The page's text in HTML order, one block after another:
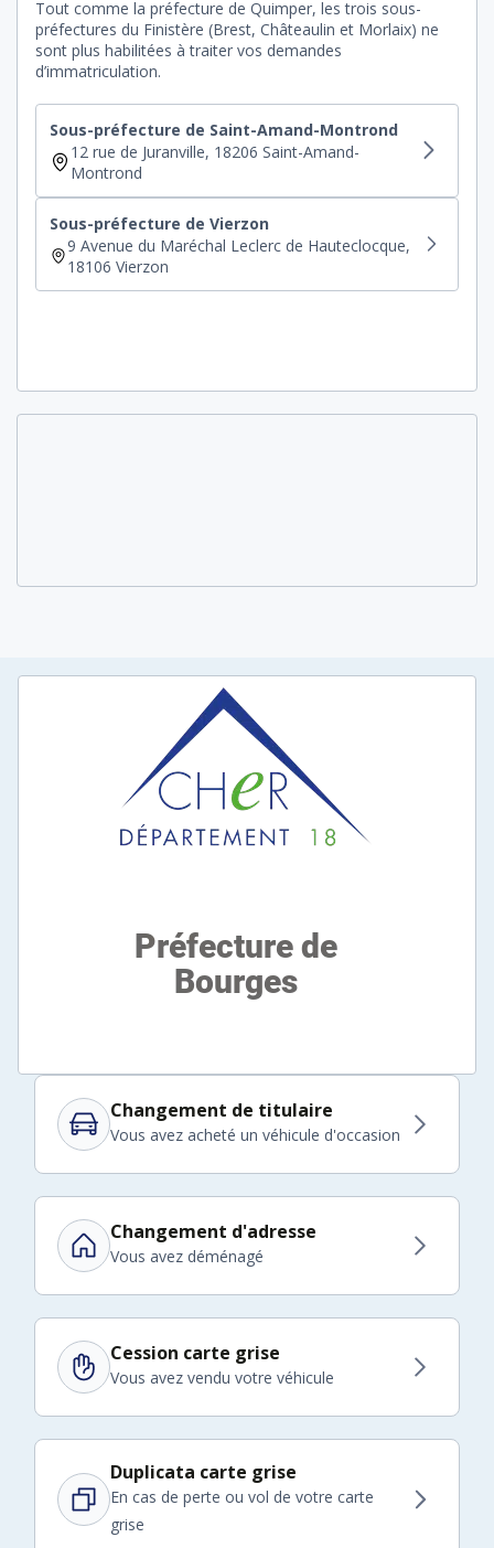
Tout comme la préfecture de Quimper, les trois sous-
préfectures du Finistère (Brest, Châteaulin et Morlaix) ne
sont plus habilitées à traiter vos demandes
d’immatriculation.
Sous-préfecture de Saint-Amand-Montrond
12 rue de Juranville, 18206 Saint-Amand-
Montrond
Sous-préfecture de Vierzon
9 Avenue du Maréchal Leclerc de Hauteclocque,
18106 Vierzon
Changement de titulaire
Vous avez acheté un véhicule d'occasion
Changement d'adresse
Vous avez déménagé
Cession carte grise
Vous avez vendu votre véhicule
Duplicata carte grise
En cas de perte ou vol de votre carte
grise